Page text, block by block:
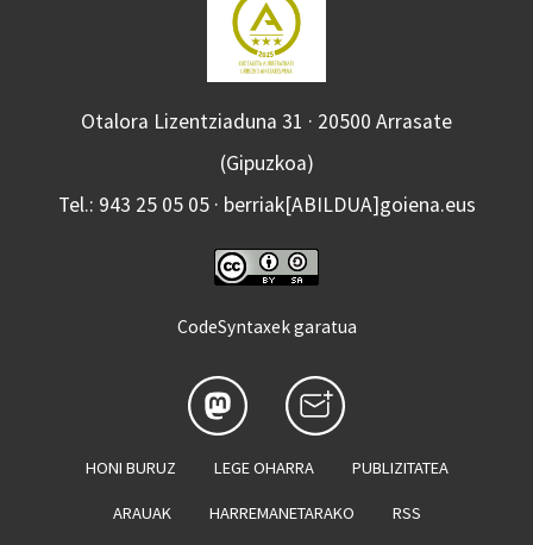
Otalora Lizentziaduna 31 · 20500 Arrasate
(Gipuzkoa)
Tel.: 943 25 05 05 · berriak[ABILDUA]goiena.eus
CodeSyntaxek garatua
HONI BURUZ LEGE OHARRA PUBLIZITATEA
ARAUAK HARREMANETARAKO RSS